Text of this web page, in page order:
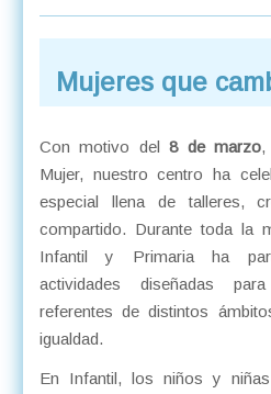
Mujeres que
Con motivo del 8 de marzo,
Mujer, nuestro centro ha
especial llena de talleres,
compartido. Durante toda la
Infantil y Primaria ha
actividades diseñadas
referentes de distintos
igualdad.
En Infantil, los niños y